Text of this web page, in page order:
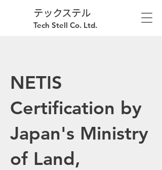
テックステル
Tech Stell Co. Ltd.
NETIS
Certification by
Japan's Ministry
of Land,